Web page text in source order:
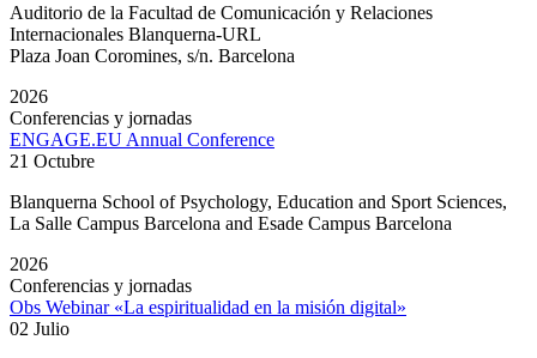
Auditorio de la Facultad de Comunicación y Relaciones
Internacionales Blanquerna-URL
Plaza Joan Coromines, s/n. Barcelona
2026
Conferencias y jornadas
ENGAGE.EU Annual Conference
21 Octubre
Blanquerna School of Psychology, Education and Sport Sciences,
La Salle Campus Barcelona and Esade Campus Barcelona
2026
Conferencias y jornadas
Obs Webinar «La espiritualidad en la misión digital»
02 Julio